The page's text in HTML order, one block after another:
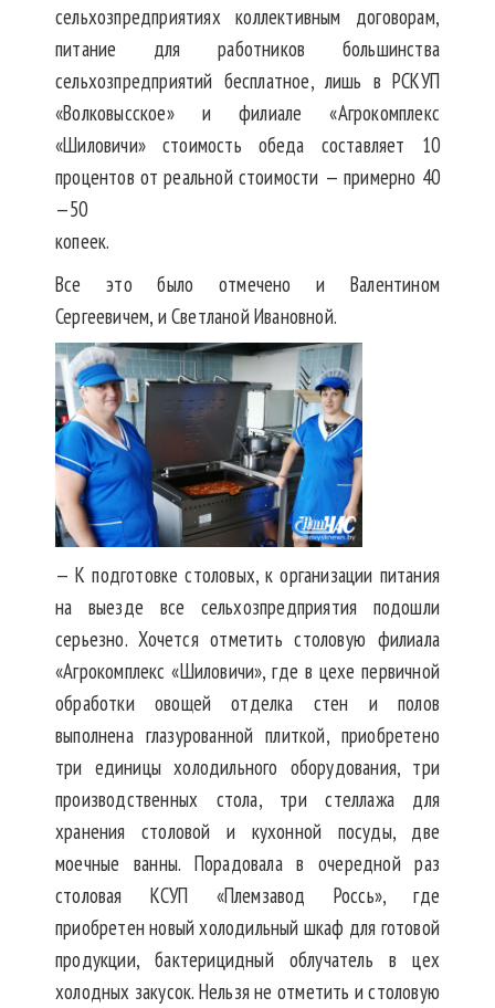
сельхозпредприятиях коллективным договорам,
питание для работников большинства
сельхозпредприятий бесплатное, лишь в РСКУП
«Волковысское» и филиале «Агрокомплекс
«Шиловичи» стоимость обеда составляет 10
процентов от реальной стоимости — примерно 40
—50
копеек.
Все это было отмечено и Валентином
Сергеевичем, и Светланой Ивановной.
— К подготовке столовых, к организации питания
на выезде все сельхозпредприятия подошли
серьезно. Хочется отметить столовую филиала
«Агрокомплекс «Шиловичи», где в цехе первичной
обработки овощей отделка стен и полов
выполнена глазурованной плиткой, приобретено
три единицы холодильного оборудования, три
производственных стола, три стеллажа для
хранения столовой и кухонной посуды, две
моечные ванны. Порадовала в очередной раз
столовая КСУП «Племзавод Россь», где
приобретен новый холодильный шкаф для готовой
продукции, бактерицидный облучатель в цех
холодных закусок. Нельзя не отметить и столовую